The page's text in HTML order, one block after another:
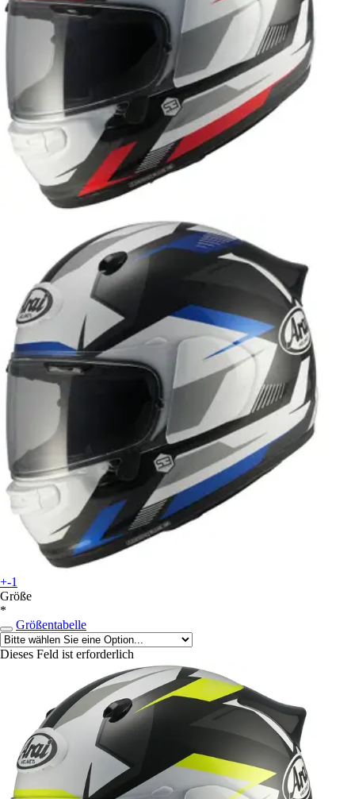
+-1
Größe
*
Größentabelle
Dieses Feld ist erforderlich